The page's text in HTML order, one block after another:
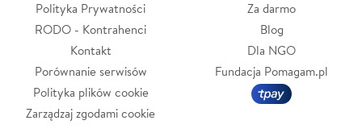
Polityka Prywatności
RODO - Kontrahenci
Kontakt
Porównanie serwisów
Polityka plików cookie
Zarządzaj zgodami cookie
Za darmo
Blog
Dla NGO
Fundacja Pomagam.pl